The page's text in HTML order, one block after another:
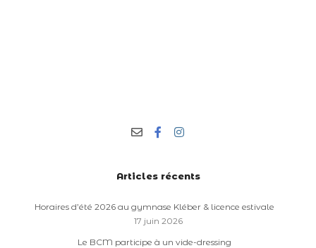
Articles récents
Horaires d’été 2026 au gymnase Kléber & licence estivale
17 juin 2026
Le BCM participe à un vide-dressing